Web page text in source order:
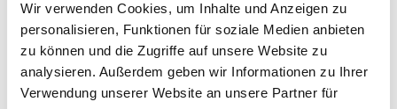
Wir verwenden Cookies, um Inhalte und Anzeigen zu
personalisieren, Funktionen für soziale Medien anbieten
zu können und die Zugriffe auf unsere Website zu
analysieren. Außerdem geben wir Informationen zu Ihrer
Verwendung unserer Website an unsere Partner für
Über 400 Jahre Erfahrung
– Seit 1618 im Edelmetallhandel tätig
Ständige Preisaktualisierung